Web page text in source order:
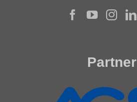
Partner